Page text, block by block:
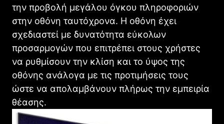
την προβολή μεγάλου όγκου πληροφοριών
στην οθόνη ταυτόχρονα. Η οθόνη έχει
σχεδιαστεί με δυνατότητα εύκολων
προσαρμογών που επιτρέπει στους χρήστες
να ρυθμίσουν την κλίση και το ύψος της
οθόνης ανάλογα με τις προτιμήσεις τους
ώστε να απολαμβάνουν πλήρως την εμπειρία
θέασης.